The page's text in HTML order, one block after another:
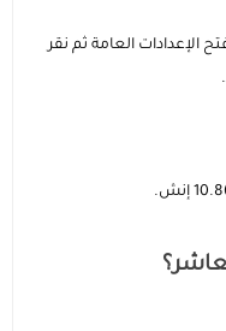
الإعدادات العامة ثم نقر